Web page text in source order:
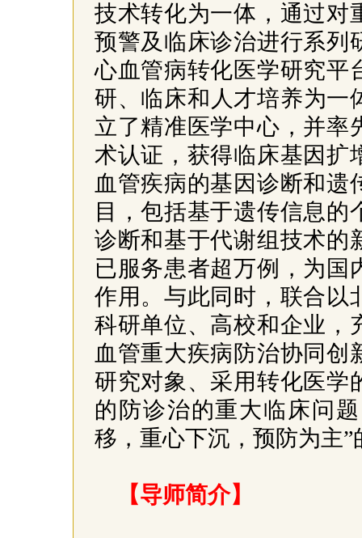
技术转化为一体，通过对
预警及临床诊治进行系列
心血管病转化医学研究平
研、临床和人才培养为一
立了精准医学中心，并率
术认证，获得临床基因扩
血管疾病的基因诊断和
目，包括基于遗传信息
诊断和基于代谢组技术的
已服务患者超万例，为国
作用。与此同时，联合以
科研单位、高校和企业，
血管重大疾病防治协同
研究对象、采用转化医学
的防诊治的重大临床问
移，重心下沉，预防为主
【导师简介】